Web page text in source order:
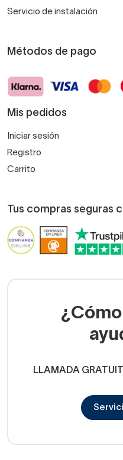
Servicio de instalación
Métodos de pago
Mis pedidos
Iniciar sesión
Registro
Carrito
Tus compras seguras
LLAMADA